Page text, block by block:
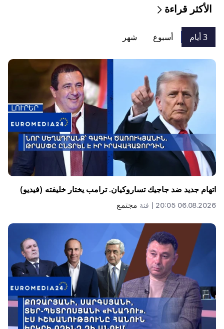
الأكثر قراءة
3 أيام أسبوع شهر
اتهام جديد ضد جاجيك تساروكيان. ترامب يختار خليفته (فيديو)
06.08.2026 20:05 | فئة مجتمع